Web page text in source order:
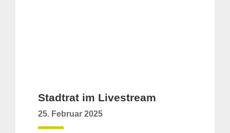
Stadtrat im Livestream
25. Februar 2025